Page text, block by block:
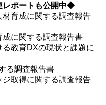
レポートも公開中◆
材育成に関する調査報告
成に関する調査報告書
る教育DXの現状と課題に
る調査報告書
ジ取得に関する調査報告